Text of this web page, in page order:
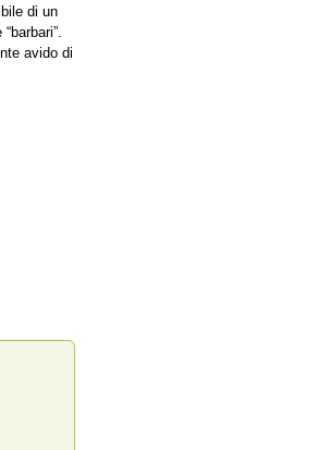
di un
avido di